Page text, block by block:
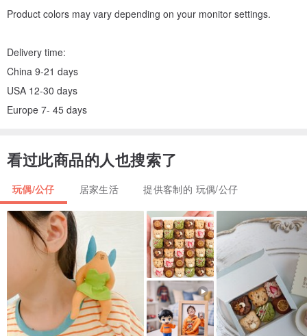
Product colors may vary depending on your monitor settings.
Delivery time:
China 9-21 days
USA 12-30 days
Europe 7- 45 days
看过此商品的人也搜索了
玩偶/公仔 居家生活 提供客制的 玩偶/公仔